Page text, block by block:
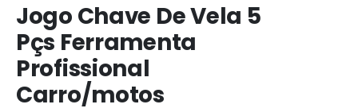
Jogo Chave De Vela 5
Pçs Ferramenta
Profissional
Carro/motos